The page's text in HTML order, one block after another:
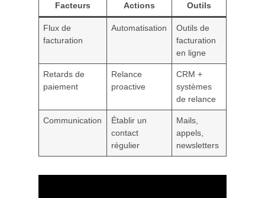
Facteurs Actions Outils
Flux de
facturation
Automatisation
Outils de
facturation
en ligne
Retards de
paiement
Relance
proactive
CRM +
systèmes
de relance
Communication
Établir un
contact
régulier
Mails,
appels,
newsletters